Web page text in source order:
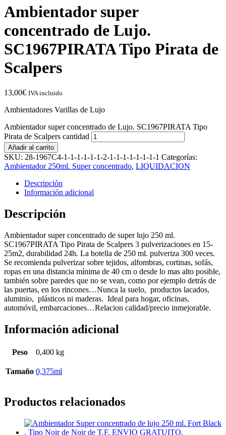
Ambientador super
concentrado de Lujo.
SC1967PIRATA Tipo Pirata de
Scalpers
13,00€ IVA incluido
Ambientadores Varillas de Lujo
Ambientador super concentrado de Lujo. SC1967PIRATA Tipo
Pirata de Scalpers cantidad
Añadir al carrito
SKU: 28-1967C4-1-1-1-1-1-1-2-1-1-1-1-1-1-1-1 Categorías:
Ambientador 250ml. Super concentrado, LIQUIDACION
Descripción
Información adicional
Descripción
Ambientador super concentrado de super lujo 250 ml.
SC1967PIRATA Tipo Pirata de Scalpers 3 pulverizaciones en 15-
25m2, durabilidad 24h. La botella de 250 ml. pulveriza 300 veces.
Se recomienda pulverizar sobre tejidos, alfombras, cortinas, sofás,
ropas en una distancia mínima de 40 cm o desde lo mas alto posible,
también sobre paredes que no se vean, como por ejemplo detrás de
las puertas, en los rincones…Nunca la suelo, productos lacados,
aluminio, plásticos ni maderas. Ideal para hogar, oficinas,
automóvil, embarcaciones…Relacion calidad/precio inmejorable.
Información adicional
Peso 0,400 kg
Tamaño 0,375ml
Productos relacionados